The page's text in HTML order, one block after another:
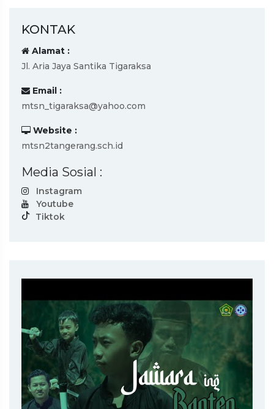
KONTAK
Alamat :
Jl. Aria Jaya Santika Tigaraksa
Email :
mtsn_tigaraksa@yahoo.com
Website :
mtsn2tangerang.sch.id
Media Sosial :
Instagram
Youtube
Tiktok